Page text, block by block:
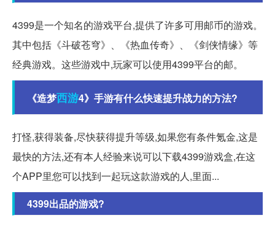
4399是一个知名的游戏平台,提供了许多可用邮币的游戏。
其中包括《斗破苍穹》、《热血传奇》、《剑侠情缘》等
经典游戏。这些游戏中,玩家可以使用4399平台的邮。
《造梦西游4》手游有什么快速提升战力的方法?
打怪,获得装备,尽快获得提升等级,如果您有条件氪金,这是
最快的方法,还有本人经验来说可以下载4399游戏盒,在这
个APP里您可以找到一起玩这款游戏的人,里面...
4399出品的游戏?